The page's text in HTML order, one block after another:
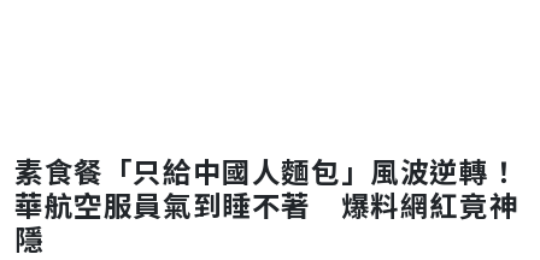
素食餐「只給中國人麵包」風波逆轉！
華航空服員氣到睡不著 爆料網紅竟神
隱